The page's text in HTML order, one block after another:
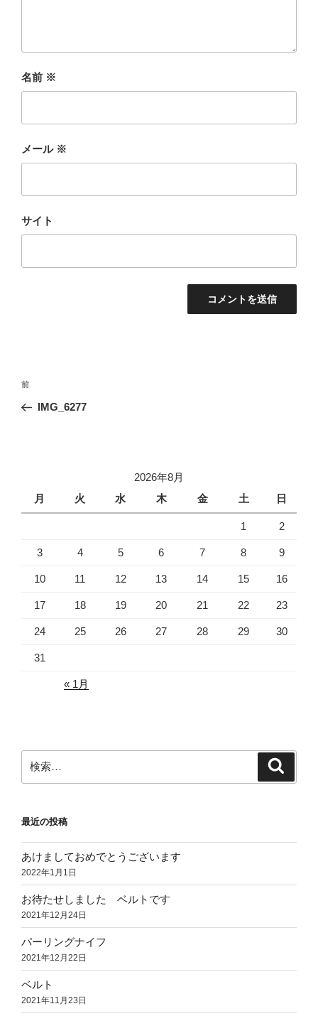
名前 ※
メール ※
サイト
投
ナ
ョ
前
の
前
IMG_6277
2026年8月
月
火 水 木 金 土 日
1 2
3 4 5 6 7 8 9
10 11 12 13 14 15 16
17 18 19 20 21 22 23
24 25 26 27 28 29 30
31
« 1月
索:
最近の投稿
あけましておめでとうございます
2022年1月1日
お待たせしました ベルトです
2021年12月24日
パーリングナイフ
2021年12月22日
ベルト
2021年11月23日